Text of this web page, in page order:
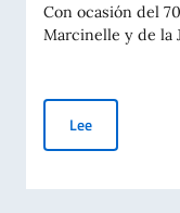
Con ocasión del
Marcinelle y de la
Lee